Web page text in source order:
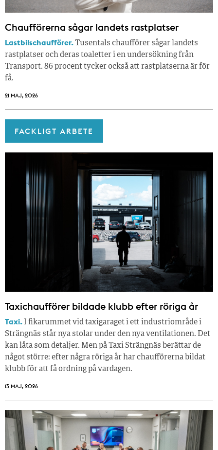
Chaufförerna sågar landets rastplatser
Lastbilschaufförer.Tusentals chaufförer sågar landets
rastplatser och deras toaletter i en undersökning från
Transport. 86 procent tycker också att rastplatserna är för
få.
21 MAJ, 2026
FACKLIGT ARBETE
Taxichaufförer bildade klubb efter röriga år
Taxi. I fikarummet vid taxigaraget i ett industriområde i
Strängnäs står nya stolar under den nya ventilationen. Det
kan låta som detaljer. Men på Taxi Strängnäs berättar de
något större: efter några röriga år har chaufförerna bildat
klubb för att få ordning på vardagen.
13 MAJ, 2026